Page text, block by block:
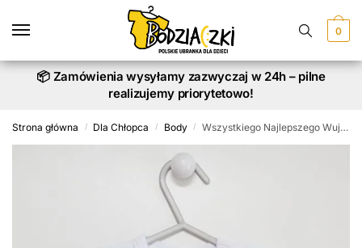
0
📦 Zamówienia wysyłamy zazwyczaj w 24h – pilne
realizujemy priorytetowo!
Strona główna / Dla Chłopca / Body / Wszystkiego Najlepszego Wujku – bodziak niemowlęcy